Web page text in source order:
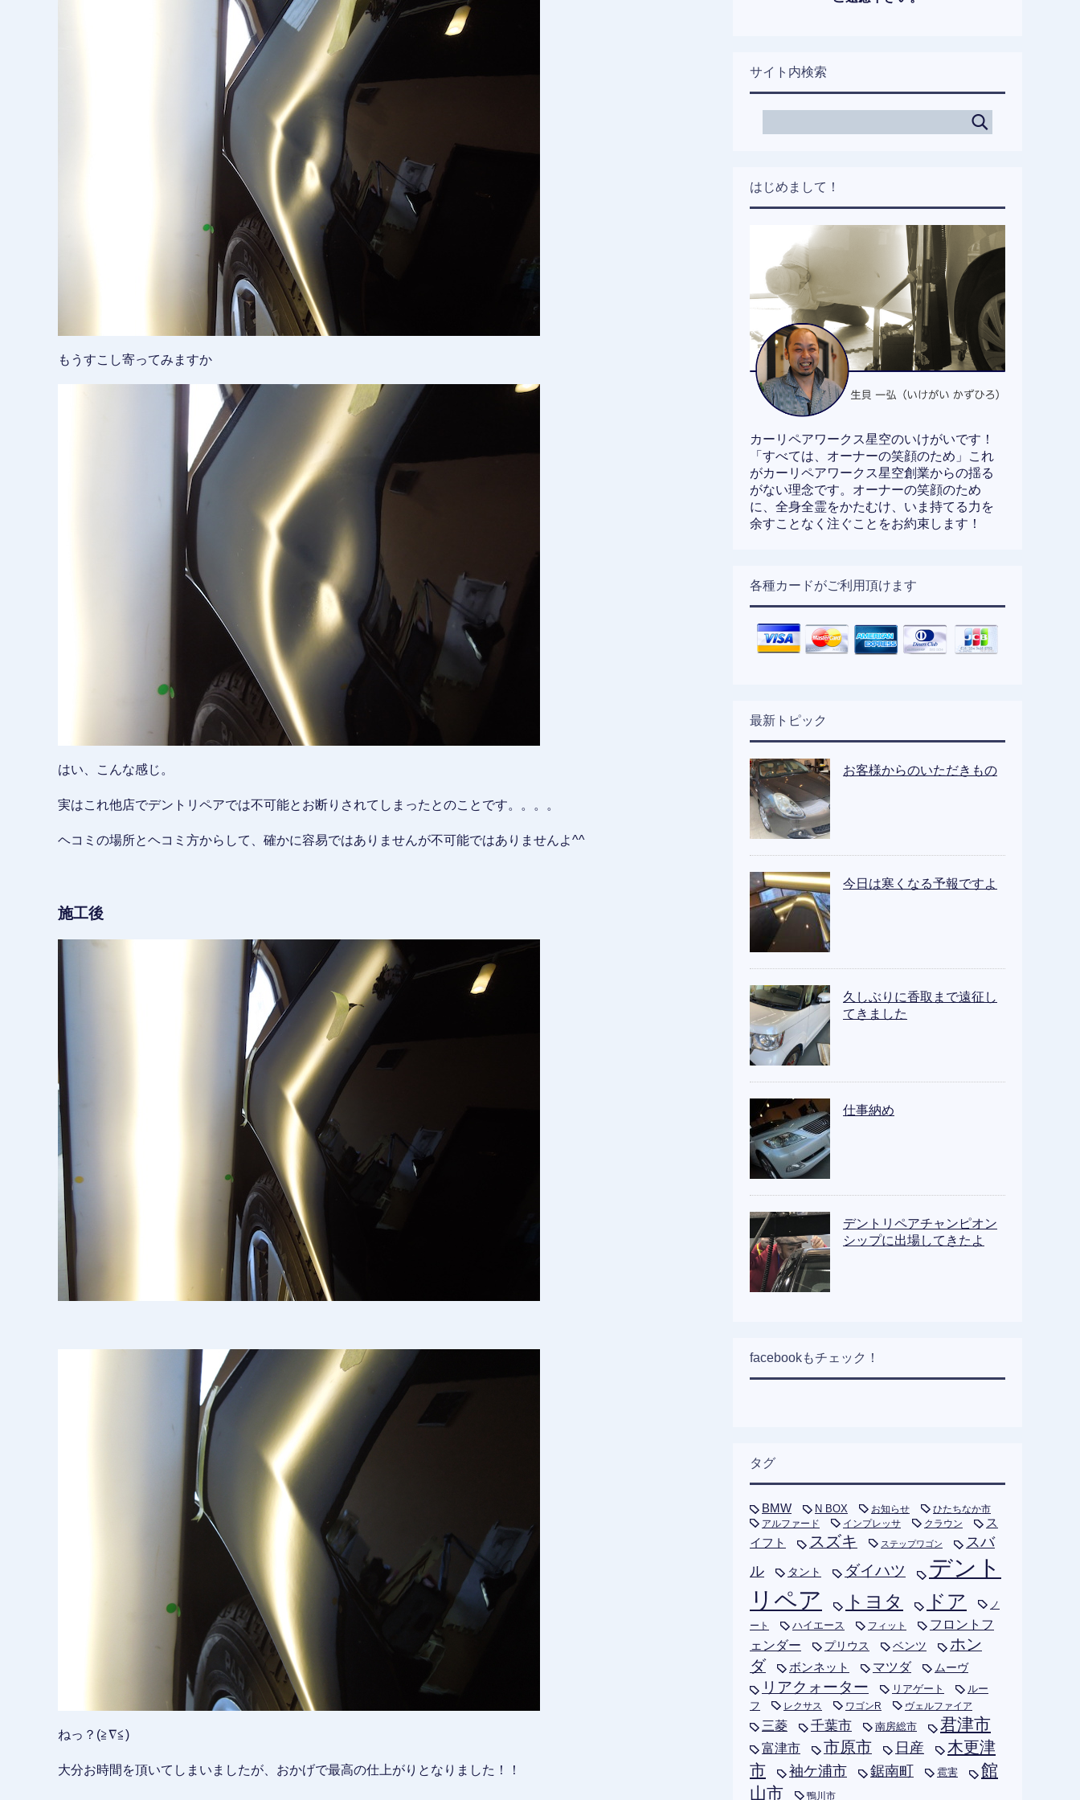
もうすこし寄ってみますか
はい、こんな感じ。
実はこれ他店でデントリペアでは不可能とお断りされてしまったとのことです。。。。
ヘコミの場所とヘコミ方からして、確かに容易ではありませんが不可能ではありませんよ^^
施工後
ねっ？(≧∇≦)
大分お時間を頂いてしまいましたが、おかげで最高の仕上がりとなりました！！
サイト内検索
はじめまして！
カーリペアワークス星空のいけがいです！
「すべては、オーナーの笑顔のため」これ
がカーリペアワークス星空創業からの揺る
がない理念です。オーナーの笑顔のため
に、全身全霊をかたむけ、いま持てる力を
余すことなく注ぐことをお約束します！
各種カードがご利用頂けます
最新トピック
お客様からのいただきもの
今日は寒くなる予報ですよ
久しぶりに香取まで遠征し
てきました
仕事納め
デントリペアチャンピオン
シップに出場してきたよ
facebookもチェック！
タグ
BMW N BOX お知らせ
ひたちなか市
アルファード
インプレッサ クラウン
ス
イフト
スズキ ステップワゴン
スバ
ル
タント ダイハツ
デント
リペア
トヨタ ドア ノ
ート ハイエース フィット
フロントフ
ェンダー
プリウス ベンツ
ホン
ダ
ボンネット マツダ ムーヴ
リアクォーター リアゲート
ルー
フ
レクサス ワゴンR ヴェルファイア
三菱 千葉市 南房総市 君津市
富津市 市原市 日産
木更津
市
袖ケ浦市 鋸南町 雹害
館
山市
鴨川市